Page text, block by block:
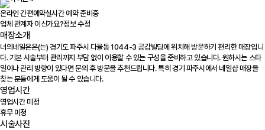
온라인 간편예약실시간 예약 준비중
업체 관계자 이신가요?정보 수정
매장소개
너의네일은은(는) 경기도 파주시 다율동 1044-3 공감빌딩에 위치해 방문하기 편리한 매장입니
다. 기본 시술부터 관리까지 부담 없이 이용할 수 있는 구성을 준비하고 있습니다. 원하시는 스타
일이나 관리 방향이 있다면 문의 후 방문을 추천드립니다. 특히 경기 파주시에서 네일샵 매장을
찾는 분들에게 도움이 될 수 있습니다.
영업시간
영업시간 미정
휴무 미정
시술사진